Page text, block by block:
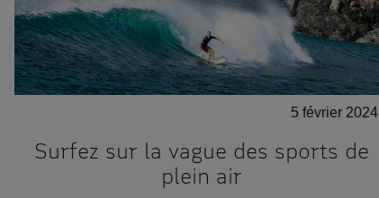
5 février 2024
Surfez sur la vague des sports de
plein air